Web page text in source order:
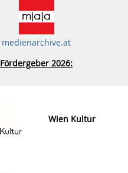
medienarchive.at
Fördergeber 2026:
Wien Kultur